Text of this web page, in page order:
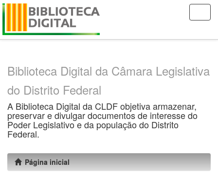
Skip
Biblioteca Digital da Câmara Legislativa
do Distrito Federal
A Biblioteca Digital da CLDF objetiva armazenar,
preservar e divulgar documentos de interesse do
Poder Legislativo e da população do Distrito
Federal.
Página inicial